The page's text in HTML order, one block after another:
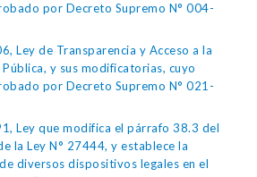
por Decreto Supremo N° 004-
Ley de Transparencia y Acceso a la
y sus modificatorias, cuyo
por Decreto Supremo N° 021-
Ley que modifica el párrafo 38.3 del
la Ley N° 27444, y establece la
diversos dispositivos legales en el